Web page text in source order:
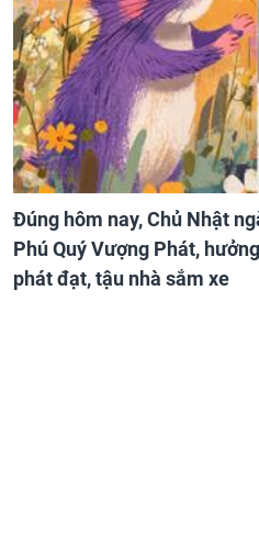
Đúng hôm nay, Chủ Nhật
Phú Quý Vượng Phát,
phát đạt, tậu nhà sắm xe